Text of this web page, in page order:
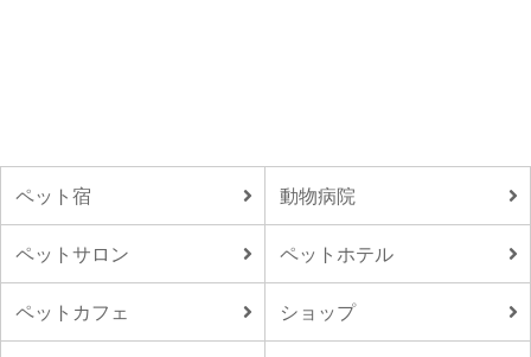
ペット宿 動物病院
ペットサロン ペットホテル
ペットカフェ ショップ